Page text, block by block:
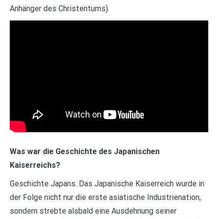
Anhänger des Christentums).
Was war die Geschichte des Japanischen
Kaiserreichs?
Geschichte Japans. Das Japanische Kaiserreich wurde in
der Folge nicht nur die erste asiatische Industrienation,
sondern strebte alsbald eine Ausdehnung seiner